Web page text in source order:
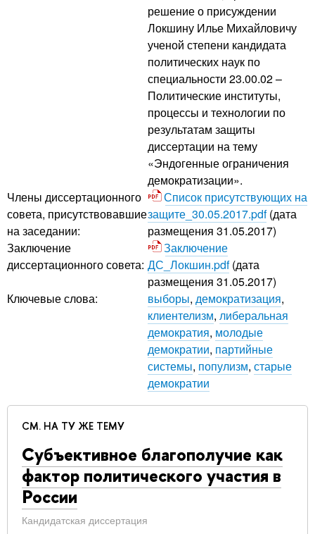
решение о присуждении
Локшину Илье Михайловичу
ученой степени кандидата
политических наук по
специальности 23.00.02 –
Политические институты,
процессы и технологии по
результатам защиты
диссертации на тему
«Эндогенные ограничения
демократизации».
Члены диссертационного
совета, присутствовавшие
на заседании:
Список присутствующих на
защите_30.05.2017.pdf(дата
размещения 31.05.2017)
Заключение
диссертационного совета:
Заключение
ДС_Локшин.pdf(дата
размещения 31.05.2017)
Ключевые слова:
выборы, демократизация,
клиентелизм, либеральная
демократия, молодые
демократии, партийные
системы, популизм, старые
демократии
СМ. НА ТУ ЖЕ ТЕМУ
Субъективное благополучие как
фактор политического участия в
России
Кандидатская диссертация